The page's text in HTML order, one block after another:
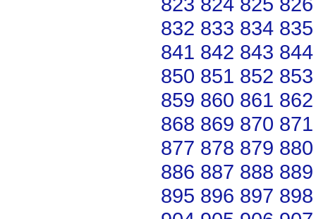
832 833 834 835
841 842 843 844
850 851 852 853
859 860 861 862
868 869 870 871
877 878 879 880
886 887 888 889
895 896 897 898